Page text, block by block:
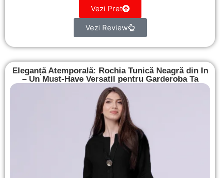
Vezi Pret
Vezi Review
Eleganță Atemporală: Rochia Tunică Neagră din In
– Un Must-Have Versatil pentru Garderoba Ta